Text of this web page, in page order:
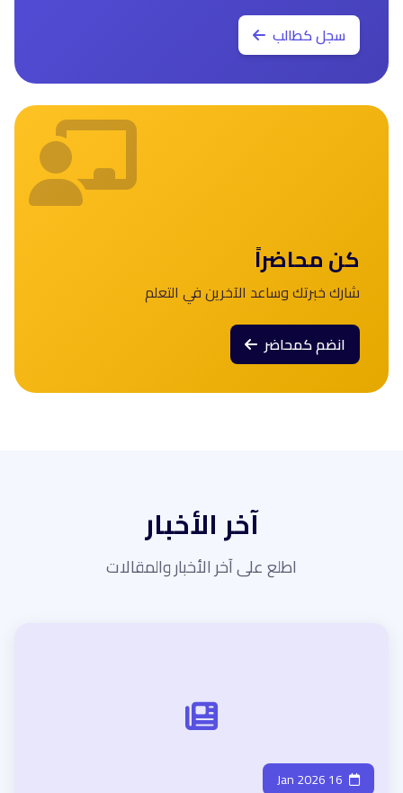
سجل كطالب
كن محاضراً
شارك خبرتك وساعد الآخرين في التعلم
انضم كمحاضر
آخر الأخبار
اطلع على آخر الأخبار والمقالات